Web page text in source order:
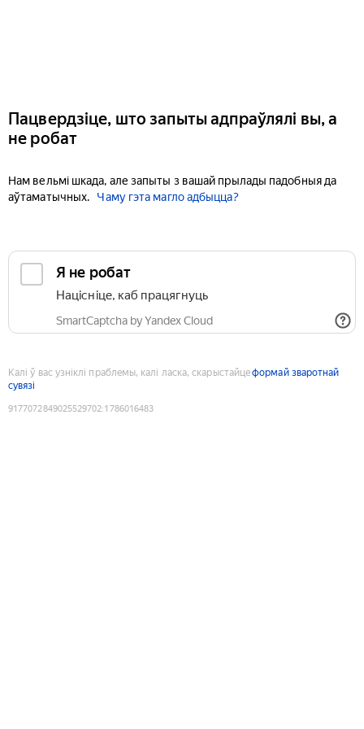
Пацвердзіце, што запыты адпраўлялі вы, а
не робат
Нам вельмі шкада, але запыты з вашай прылады падобныя да
аўтаматычных.
Чаму гэта магло адбыцца?
Я не робат
Націсніце, каб працягнуць
SmartCaptcha by Yandex Cloud
Калі ў вас узніклі праблемы, калі ласка, скарыстайцеформай зваротнай
сувязі
9177072849025529702:1786016483